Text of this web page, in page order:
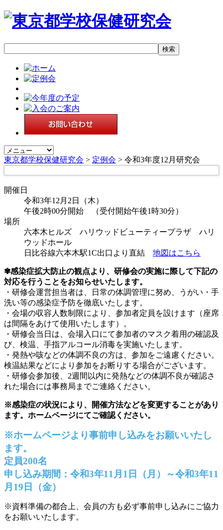
東京都学校保健研究会 > 定例会 > 令和3年度12月研究会
開催日
令和3年12月2日（木）
午後2時00分開始 （受付開始午後1時30分）
場所
六本木ヒルズ ハリウッドビューティープラザ ハリ
ウッドホール
日比谷線六本木駅1C出口より直結 地図はこちら
✾感染症拡大防止の観点より、研修会の実施に際して下記の
対応を行うことをお知らせいたします。
・研修会運営担当者は、日常の体調管理に努め、うがい・手
洗い等の感染症予防を徹底いたします。
・会場の収容人数制限により、参加者定員を設けます（座席
は間隔をあけて使用いたします）。
・研修会当日は、会場入口にて参加者のマスク着用の確認及
び、検温、手指アルコール消毒を実施いたします。
・発熱や咳などの体調不良の方は、参加をご遠慮ください。
検温結果などにより参加をお断りする場合がございます。
・研修会参加後、2週間以内に発熱などの体調不良が確認さ
れた場合には事務局までご連絡ください。
※感染症の状況により、開催方法などを変更することがあり
ます。ホームページにてご確認ください。
※ホームページより事前申し込みをお願いいたし
ます。
定員200名
申し込み期間：令和3年11月1日（月）～令和3年11
月19日（金）
※資料準備の都合上、会員の方も必ず事前申し込みにご協力
をお願いいたします。